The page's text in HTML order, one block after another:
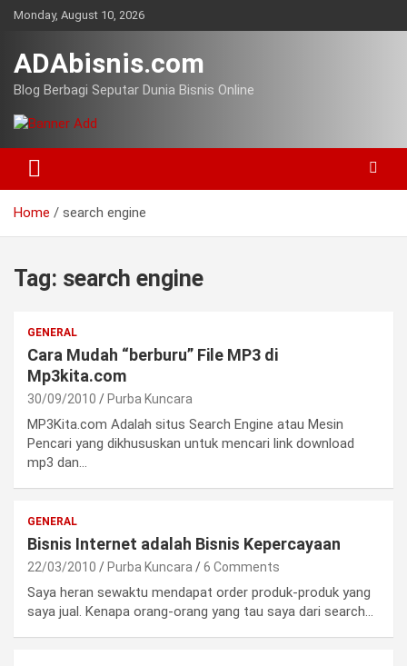
SkipMonday, August 10, 2026
ADAbisnis.com
Blog Berbagi Seputar Dunia Bisnis Online
Home search engine
Tag: search engine
GENERAL
Cara Mudah “berburu” File MP3 di
Mp3kita.com
30/09/2010 Purba Kuncara
MP3Kita.com Adalah situs Search Engine atau Mesin
Pencari yang dikhususkan untuk mencari link download
mp3 dan…
GENERAL
Bisnis Internet adalah Bisnis Kepercayaan
22/03/2010 Purba Kuncara 6 Comments
Saya heran sewaktu mendapat order produk-produk yang
saya jual. Kenapa orang-orang yang tau saya dari search…